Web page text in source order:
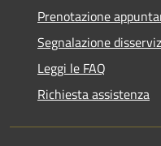
Prenotazione
Segnalazione
Leggi le FAQ
Richiesta assistenza